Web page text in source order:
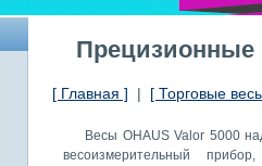
Прецизионные
[ Главная ] | [ Торговые
Весы OHAUS Valor 5000
весоизмерительный